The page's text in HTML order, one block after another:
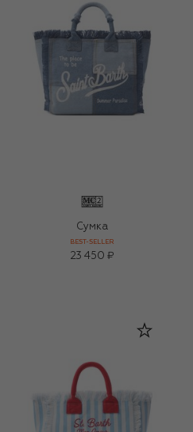
Сумка
BEST-SELLER
23 450 ₽